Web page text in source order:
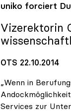
uniko forciert
Vizerektorin
OTS 22.10.2014
„Wenn in
Services zur